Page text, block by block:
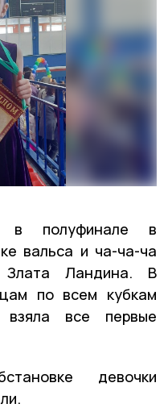
в полуфинале в
вальса и ча-ча-ча
Злата Ландина. В
по всем кубкам
взяла все первые
девочки